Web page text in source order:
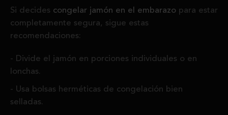
Si decides congelar jamón en el embarazo para estar
completamente segura, sigue estas
recomendaciones:
Divide el jamón en porciones individuales o en
lonchas.
Usa bolsas herméticas de congelación bien
selladas.